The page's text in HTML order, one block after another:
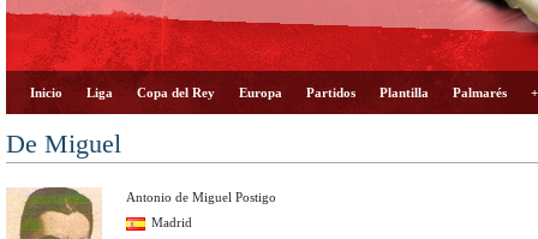
Inicio Liga Copa del Rey Europa Partidos Plantilla Palmarés
De Miguel
Antonio de Miguel Postigo
Madrid